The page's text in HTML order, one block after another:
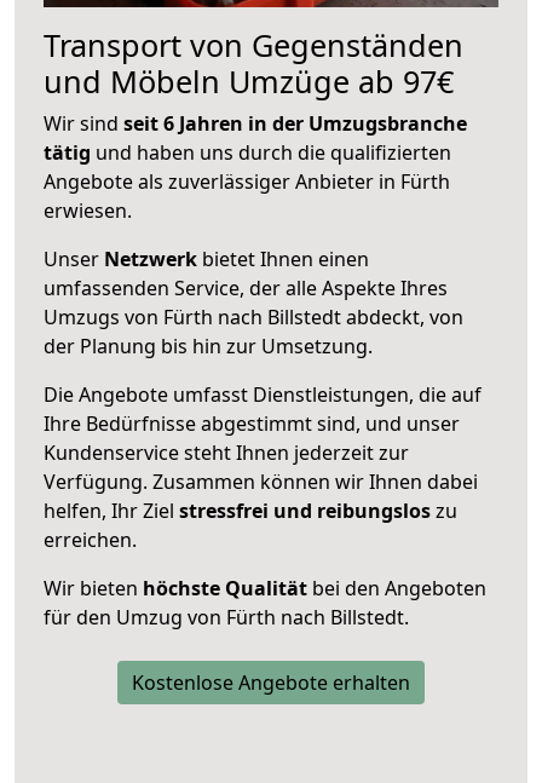
Transport von Gegenständen
und Möbeln Umzüge ab 97€
Wir sind seit 6 Jahren in der Umzugsbranche
tätig und haben uns durch die qualifizierten
Angebote als zuverlässiger Anbieter in Fürth
erwiesen.
Unser Netzwerk bietet Ihnen einen
umfassenden Service, der alle Aspekte Ihres
Umzugs von Fürth nach Billstedt abdeckt, von
der Planung bis hin zur Umsetzung.
Die Angebote umfasst Dienstleistungen, die auf
Ihre Bedürfnisse abgestimmt sind, und unser
Kundenservice steht Ihnen jederzeit zur
Verfügung. Zusammen können wir Ihnen dabei
helfen, Ihr Ziel stressfrei und reibungsloszu
erreichen.
Wir bieten höchste Qualität bei den Angeboten
für den Umzug von Fürth nach Billstedt.
Kostenlose Angebote erhalten